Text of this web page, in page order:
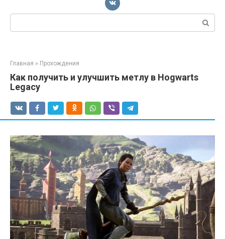
Поиск:
Главная » Прохождения
Как получить и улучшить метлу в Hogwarts
Legacy